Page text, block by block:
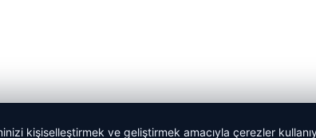
kişiselleştirmek ve geliştirmek amacıyla çerezler